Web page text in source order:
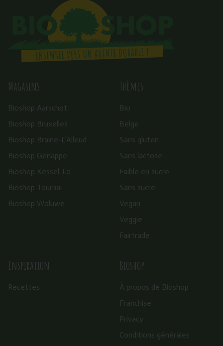
Magasins
Bioshop Aarschot
Bioshop Bruxelles
Bioshop Braine-L’Alleud
Bioshop Genappe
Bioshop Kessel-Lo
Bioshop Tournai
Bioshop Woluwe
Thèmes
Bio
Belge
Sans gluten
Sans lactose
Faible en sucre
Sans sucre
Vegan
Veggie
Fairtrade
Inspiration
Recettes
Bioshop
À propos de Bioshop
Franchise
Privacy
Conditions générales